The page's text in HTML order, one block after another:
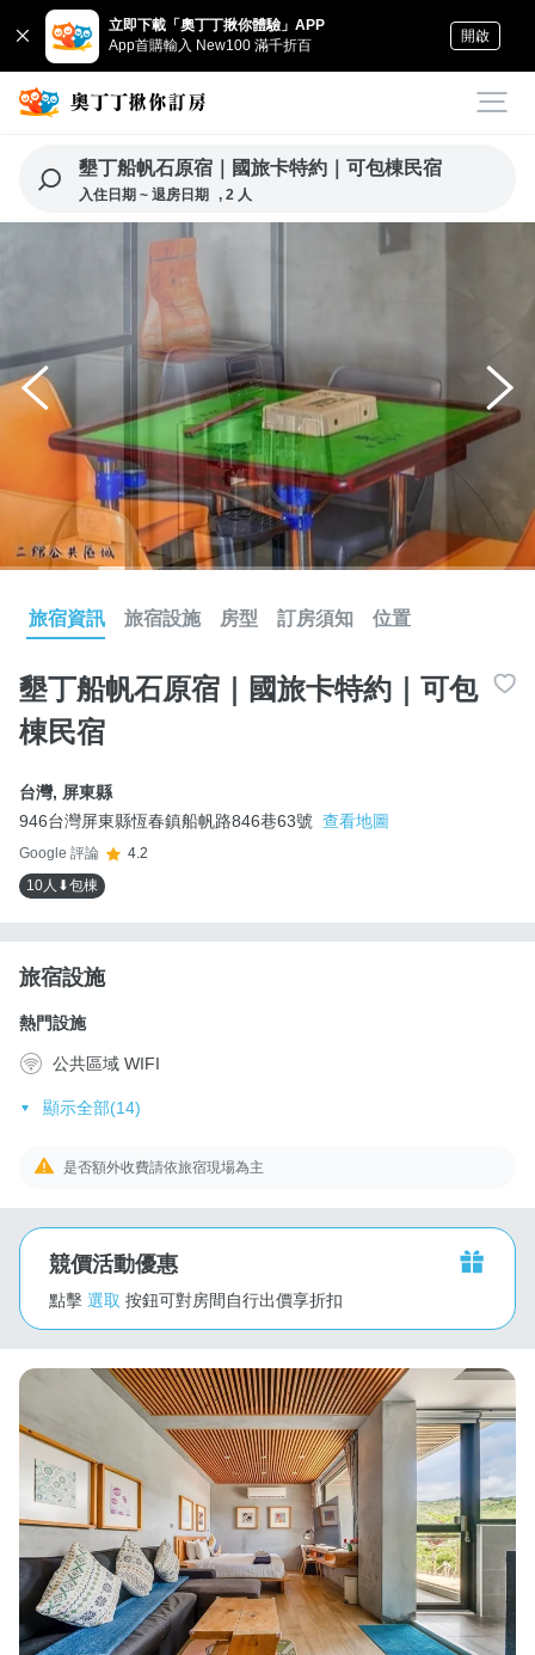
立即下載「奧丁丁揪你體驗」APP
App首購輸入 New100 滿千折百
開啟
墾丁船帆石原宿｜國旅卡特約｜可包棟民宿
入住日期 ~ 退房日期 , 2 人
旅宿資訊 旅宿設施 房型 訂房須知 位置
墾丁船帆石原宿｜國旅卡特約｜可包
棟民宿
台灣, 屏東縣
946台灣屏東縣恆春鎮船帆路846巷63號 查看地圖
Google 評論
4.2
10人⬇包棟
旅宿設施
熱門設施
公共區域 WIFI
顯示全部(14)
是否額外收費請依旅宿現場為主
競價活動優惠
點擊 選取 按鈕可對房間自行出價享折扣